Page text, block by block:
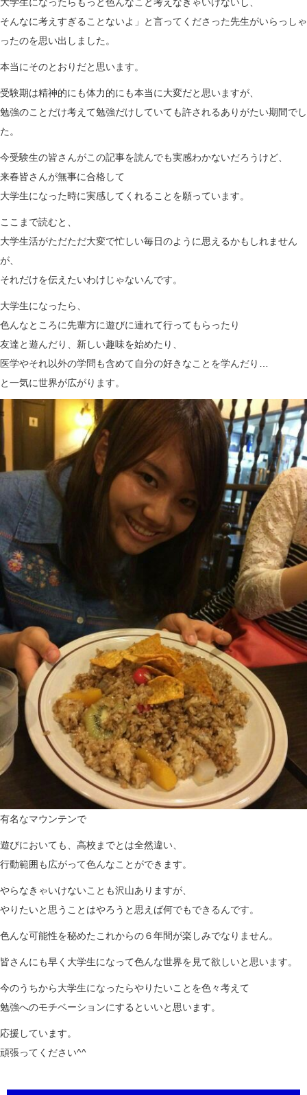
そんなに考えすぎることないよ」と言ってくださった先生がいらっしゃ
ったのを思い出しました。
本当にそのとおりだと思います。
受験期は精神的にも体力的にも本当に大変だと思いますが、
勉強のことだけ考えて勉強だけしていても許されるありがたい期間でし
た。
今受験生の皆さんがこの記事を読んでも実感わかないだろうけど、
来春皆さんが無事に合格して
大学生になった時に実感してくれることを願っています。
ここまで読むと、
大学生活がただただ大変で忙しい毎日のように思えるかもしれません
が、
それだけを伝えたいわけじゃないんです。
大学生になったら、
色んなところに先輩方に遊びに連れて行ってもらったり
友達と遊んだり、新しい趣味を始めたり、
医学やそれ以外の学問も含めて自分の好きなことを学んだり…
と一気に世界が広がります。
有名なマウンテンで
遊びにおいても、高校までとは全然違い、
行動範囲も広がって色んなことができます。
やらなきゃいけないことも沢山ありますが、
やりたいと思うことはやろうと思えば何でもできるんです。
色んな可能性を秘めたこれからの６年間が楽しみでなりません。
皆さんにも早く大学生になって色んな世界を見て欲しいと思います。
今のうちから大学生になったらやりたいことを色々考えて
勉強へのモチベーションにするといいと思います。
応援しています。
頑張ってください^^